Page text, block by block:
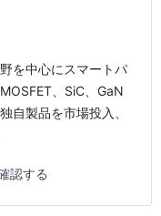
を中心にスマートパ
、SiC、GaN
自製品を市場投入、
認する